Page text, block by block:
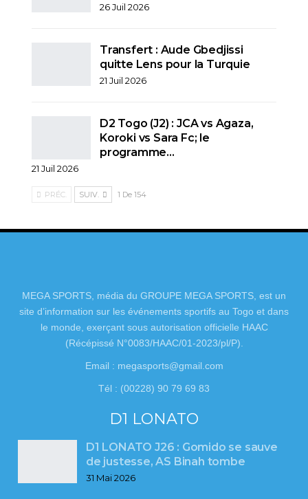
26 Juil 2026
Transfert : Aude Gbedjissi
quitte Lens pour la Turquie
21 Juil 2026
D2 Togo (J2) : JCA vs Agaza,
Koroki vs Sara Fc; le
programme…
21 Juil 2026
PRÉC. SUIV. 1 De 154
MEGA SPORTS, média du GROUPE MEGA SPORTS, est un
site d’information sur les événements sportifs au Togo et dans
le monde, exerçant sous autorisation officielle HAAC
(Récépissé N°0083/HAAC/01-2023/pl/P).
Email : megasports@gmail.com
Tél : (00228) 90 79 69 83
D1 LONATO
D1 LONATO J26 : Gomido se sauve
de justesse, AS Binah tombe
31 Mai 2026